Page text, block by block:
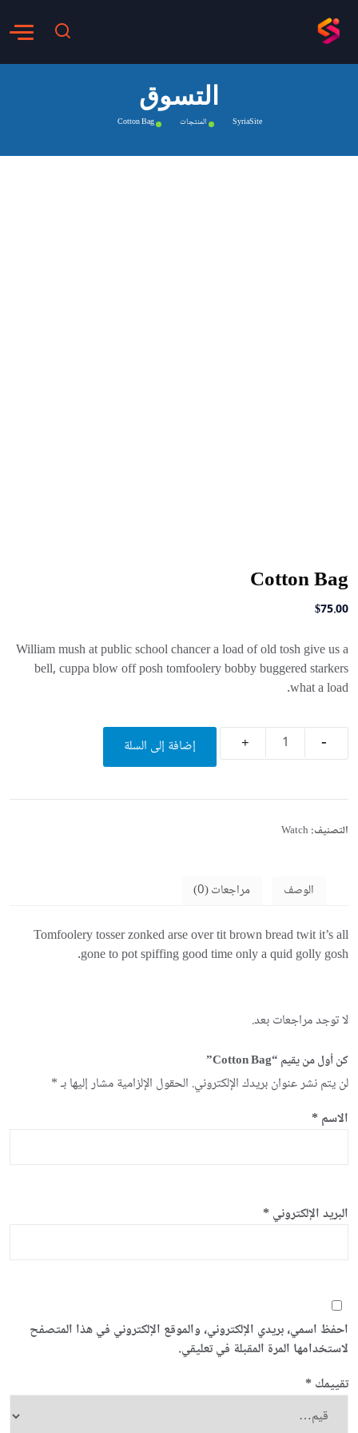
التسوق
SyriaSite المنتجات Cotton Bag
Cotton Bag
$75.00
William mush at public school chancer a load of old tosh give us a
bell, cuppa blow off posh tomfoolery bobby buggered starkers
what a load.
Quantity إضافة إلى السلة
التصنيف: Watch
الوصف مراجعات (0)
Tomfoolery tosser zonked arse over tit brown bread twit it’s all
gone to pot spiffing good time only a quid golly gosh.
لا توجد مراجعات بعد.
كن أول من يقيم “Cotton Bag”
لن يتم نشر عنوان بريدك الإلكتروني. الحقول الإلزامية مشار إليها بـ*
الاسم *
البريد الإلكتروني *
احفظ اسمي، بريدي الإلكتروني، والموقع الإلكتروني في هذا المتصفح
لاستخدامها المرة المقبلة في تعليقي.
تقييمك *